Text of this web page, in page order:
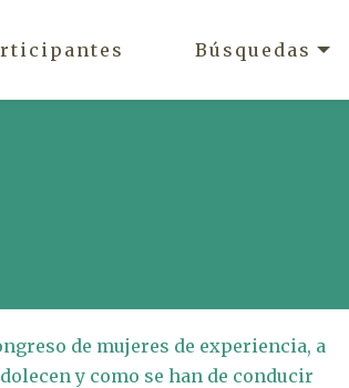
Búsquedas
de mujeres de experiencia, a
y como se han de conducir